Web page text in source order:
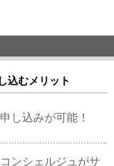
込むメリット
し込みが可能！
ンシェルジュがサ